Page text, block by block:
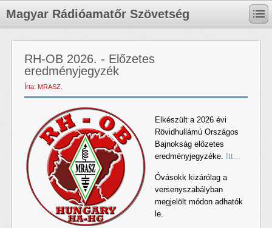
Magyar Rádióamatőr Szövetség
RH-OB 2026. - Előzetes
eredményjegyzék
Írta: MRASZ.
Elkészült a 2026 évi
Rövidhullámú Országos
Bajnokság előzetes
eredményjegyzéke. Itt...
Óvásokk kizárólag a
versenyszabályban
megjelölt módon adhatók
le.